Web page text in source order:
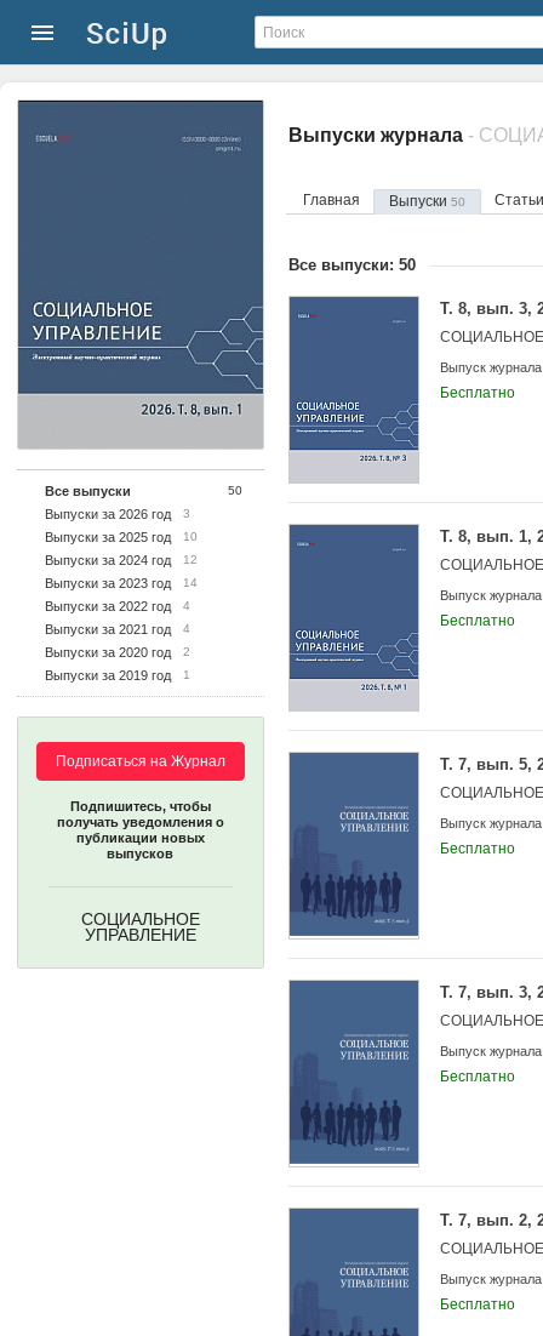
Все выпуски 50
Выпуски за 2026 год 3
Выпуски за 2025 год 10
Выпуски за 2024 год 12
Выпуски за 2023 год 14
Выпуски за 2022 год 4
Выпуски за 2021 год 4
Выпуски за 2020 год 2
Выпуски за 2019 год 1
Подписаться на Журнал
Подпишитесь, чтобы
получать уведомления о
публикации новых
выпусков
СОЦИАЛЬНОЕ
УПРАВЛЕНИЕ
Выпуски журнала -
Главная Выпуски 50
Все выпуски: 50
Т. 8, вып. 3,
Выпуск журнала
Бесплатно
Т. 8, вып. 1,
Выпуск журнала
Бесплатно
Т. 7, вып. 5,
Выпуск журнала
Бесплатно
Т. 7, вып. 3,
Выпуск журнала
Бесплатно
Т. 7, вып. 2,
Выпуск журнала
Бесплатно